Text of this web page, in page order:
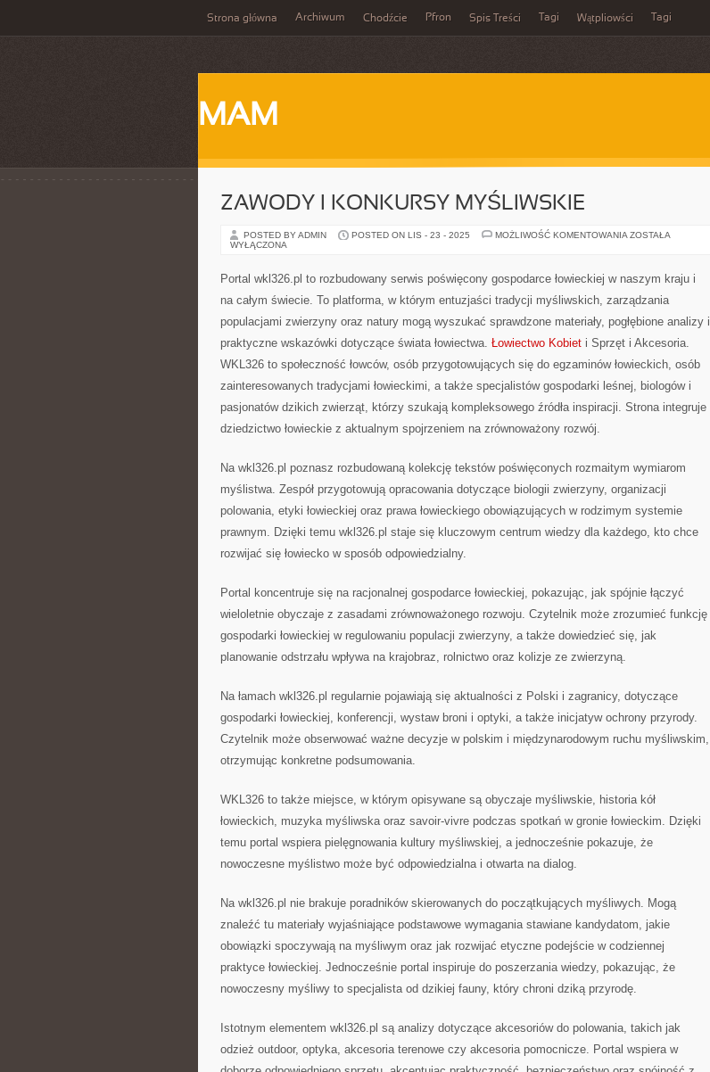
Strona główna Archiwum Chodźcie Pfron Spis Treści Tagi Wątpliowści Tagi
MAM
ZAWODY I KONKURSY MYŚLIWSKIE
POSTED BY ADMIN POSTED ON LIS - 23 - 2025 MOŻLIWOŚĆ KOMENTOWANIA ZAWODY
ZOSTAŁA
WYŁĄCZONA
Portal wkl326.pl to rozbudowany serwis poświęcony gospodarce łowieckiej w naszym kraju i
na całym świecie. To platforma, w którym entuzjaści tradycji myśliwskich, zarządzania
populacjami zwierzyny oraz natury mogą wyszukać sprawdzone materiały, pogłębione analizy i
praktyczne wskazówki dotyczące świata łowiectwa. Łowiectwo Kobiet i Sprzęt i Akcesoria.
WKL326 to społeczność łowców, osób przygotowujących się do egzaminów łowieckich, osób
zainteresowanych tradycjami łowieckimi, a także specjalistów gospodarki leśnej, biologów i
pasjonatów dzikich zwierząt, którzy szukają kompleksowego źródła inspiracji. Strona integruje
dziedzictwo łowieckie z aktualnym spojrzeniem na zrównoważony rozwój.
Na wkl326.pl poznasz rozbudowaną kolekcję tekstów poświęconych rozmaitym wymiarom
myślistwa. Zespół przygotowują opracowania dotyczące biologii zwierzyny, organizacji
polowania, etyki łowieckiej oraz prawa łowieckiego obowiązujących w rodzimym systemie
prawnym. Dzięki temu wkl326.pl staje się kluczowym centrum wiedzy dla każdego, kto chce
rozwijać się łowiecko w sposób odpowiedzialny.
Portal koncentruje się na racjonalnej gospodarce łowieckiej, pokazując, jak spójnie łączyć
wieloletnie obyczaje z zasadami zrównoważonego rozwoju. Czytelnik może zrozumieć funkcję
gospodarki łowieckiej w regulowaniu populacji zwierzyny, a także dowiedzieć się, jak
planowanie odstrzału wpływa na krajobraz, rolnictwo oraz kolizje ze zwierzyną.
Na łamach wkl326.pl regularnie pojawiają się aktualności z Polski i zagranicy, dotyczące
gospodarki łowieckiej, konferencji, wystaw broni i optyki, a także inicjatyw ochrony przyrody.
Czytelnik może obserwować ważne decyzje w polskim i międzynarodowym ruchu myśliwskim,
otrzymując konkretne podsumowania.
WKL326 to także miejsce, w którym opisywane są obyczaje myśliwskie, historia kół
łowieckich, muzyka myśliwska oraz savoir-vivre podczas spotkań w gronie łowieckim. Dzięki
temu portal wspiera pielęgnowania kultury myśliwskiej, a jednocześnie pokazuje, że
nowoczesne myślistwo może być odpowiedzialna i otwarta na dialog.
Na wkl326.pl nie brakuje poradników skierowanych do początkujących myśliwych. Mogą
znaleźć tu materiały wyjaśniające podstawowe wymagania stawiane kandydatom, jakie
obowiązki spoczywają na myśliwym oraz jak rozwijać etyczne podejście w codziennej
praktyce łowieckiej. Jednocześnie portal inspiruje do poszerzania wiedzy, pokazując, że
nowoczesny myśliwy to specjalista od dzikiej fauny, który chroni dziką przyrodę.
Istotnym elementem wkl326.pl są analizy dotyczące akcesoriów do polowania, takich jak
odzież outdoor, optyka, akcesoria terenowe czy akcesoria pomocnicze. Portal wspiera w